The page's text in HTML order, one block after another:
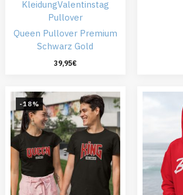
KleidungValentinstag
Pullover
Queen Pullover Premium
Schwarz Gold
39,95€
-18%